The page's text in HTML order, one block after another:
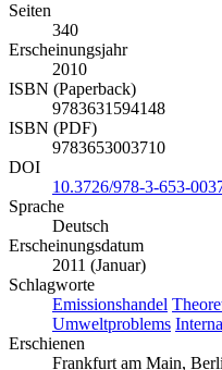
Seiten
340
Erscheinungsjahr
2010
ISBN (Paperback)
9783631594148
ISBN (PDF)
9783653003710
DOI
10.3726/978-3-653-
Sprache
Deutsch
Erscheinungsdatum
2011 (Januar)
Schlagworte
Emissionshandel
Umweltproblems
Erschienen
Frankfurt am Main,